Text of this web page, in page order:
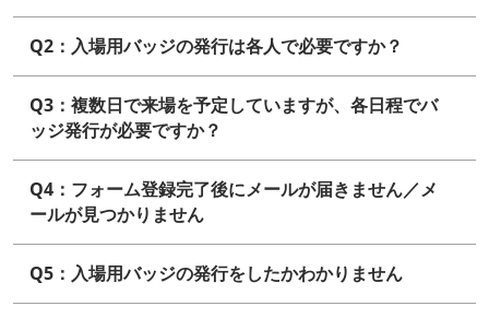
Q2：入場用バッジの発行は各人で必要ですか？
Q3：複数日で来場を予定していますが、各日程でバ
ッジ発行が必要ですか？
Q4：フォーム登録完了後にメールが届きません／メ
ールが見つかりません
Q5：入場用バッジの発行をしたかわかりません